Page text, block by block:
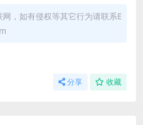
，如有侵权等其它行为请联系E
分享 收藏